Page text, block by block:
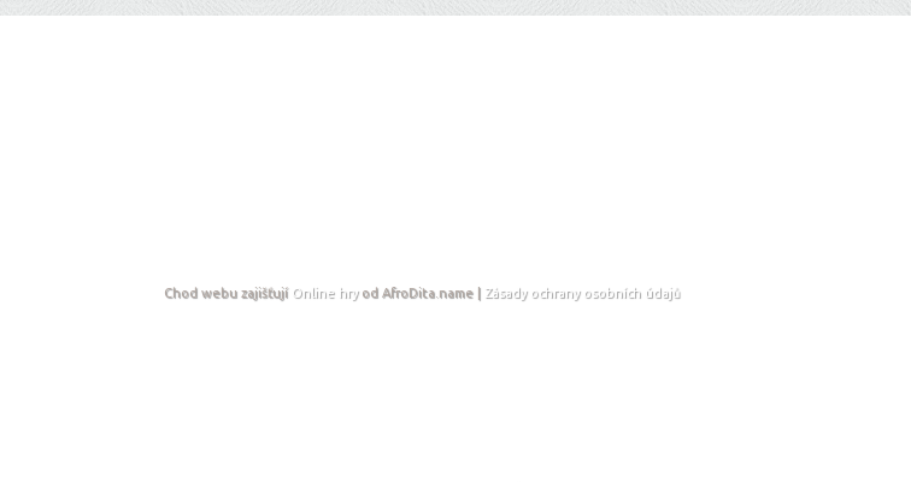
Chod webu zajišťují Online hryod AfroDita.name | Zásady ochrany osobních údajů